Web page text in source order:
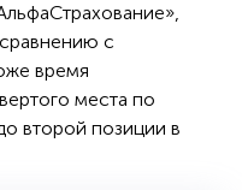
с
время
места по
второй позиции в